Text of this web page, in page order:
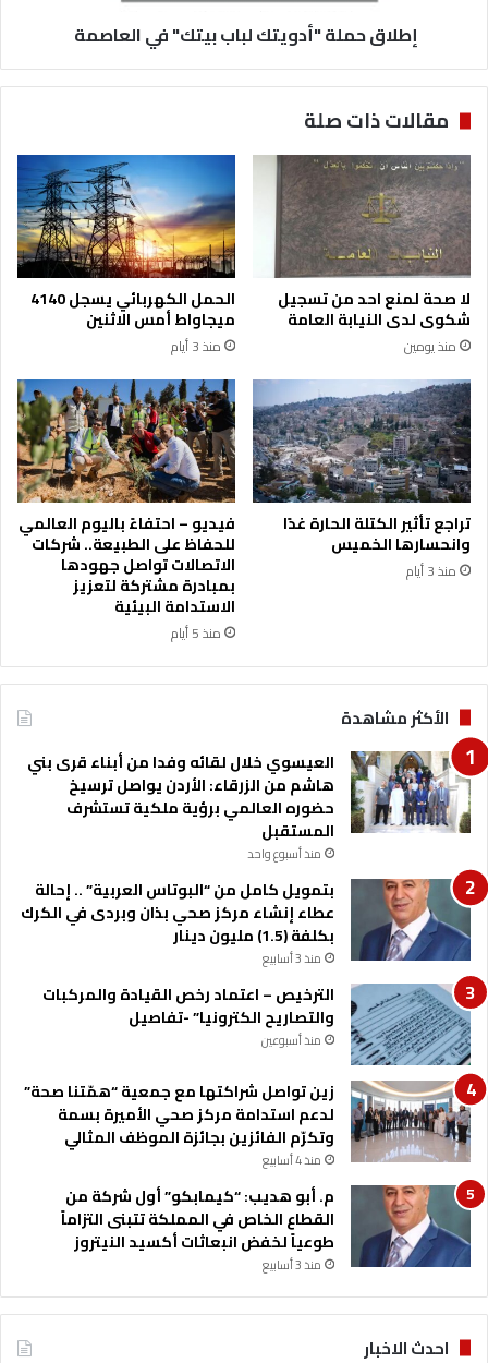
ت
م
ن
–
ا
ل
أ
ر
د
ن
ف
ي
ج
ب
ل
ع
مّ
ا
ن
د
ي
ك
ل
ب
ب
ب
ي
ت
ك
"
ف
ي
ا
ل
ع
ا
ص
م
ة
إطلاق حملة "أدويتك لباب بيتك" في العاصمة
مقالات ذات صلة
لا صحة لمنع احد من تسجيل
شكوى لدى النيابة العامة
منذ يومين
الحمل الكهربائي يسجل 4140
ميجاواط أمس الاثنين
منذ 3 أيام
تراجع تأثير الكتلة الحارة غدًا
وانحسارها الخميس
منذ 3 أيام
فيديو – احتفاءً باليوم العالمي
للحفاظ على الطبيعة.. شركات
الاتصالات تواصل جهودها
بمبادرة مشتركة لتعزيز
الاستدامة البيئية
منذ 5 أيام
الأكثر مشاهدة
العيسوي خلال لقائه وفدا من أبناء قرى بني
هاشم من الزرقاء: الأردن يواصل ترسيخ
حضوره العالمي برؤية ملكية تستشرف
المستقبل
منذ أسبوع واحد
بتمويل كامل من “البوتاس العربية” .. إحالة
عطاء إنشاء مركز صحي بذان وبردى في الكرك
بكلفة (1.5) مليون دينار
منذ 3 أسابيع
الترخيص – اعتماد رخص القيادة والمركبات
والتصاريح الكترونيا” -تفاصيل
منذ أسبوعين
زين تواصل شراكتها مع جمعية “همّتنا صحة”
لدعم استدامة مركز صحي الأميرة بسمة
وتكرّم الفائزين بجائزة الموظف المثالي
منذ 4 أسابيع
م. أبو هديب: “كيمابكو” أول شركة من
القطاع الخاص في المملكة تتبنى التزاماً
طوعياً لخفض انبعاثات أكسيد النيتروز
منذ 3 أسابيع
احدث الاخبار